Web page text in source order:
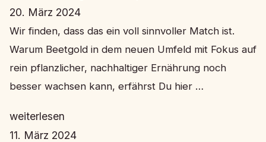
20. März 2024
Wir finden, dass das ein voll sinnvoller Match ist.
Warum Beetgold in dem neuen Umfeld mit Fokus auf
rein pflanzlicher, nachhaltiger Ernährung noch
besser wachsen kann, erfährst Du hier …
weiterlesen
11. März 2024